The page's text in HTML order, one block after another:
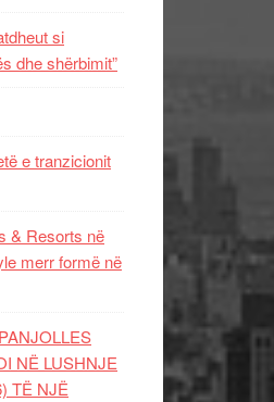
si
dhe shërbimit”
e tranzicionit
& Resorts në
merr formë në
NË LUSHNJE
TË NJË